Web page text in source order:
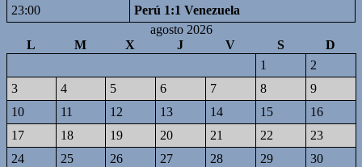
23:00
Perú 1:1 Venezuela
agosto 2026
L
M X J V S
D
1
2
3
4 5 6 7 8
9
10
11 12 13 14 15
16
17
18 19 20 21 22
23
24
25 26 27 28 29 30